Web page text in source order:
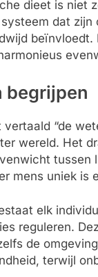
dieet is niet
dat
begrijpen
vertaald “de
wereld. Het
tussen
mens uniek is
elk
reguleren.
de
terwijl